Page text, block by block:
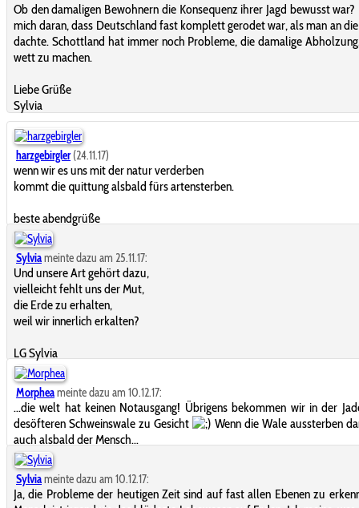
Ob den damaligen Bewohnern die Konsequenz ihrer Jagd bewusst war?
mich daran, dass Deutschland fast komplett gerodet war, als man an
dachte. Schottland hat immer noch Probleme, die damalige
wett zu machen.
Liebe Grüße
Sylvia
harzgebirgler(24.11.17)
wenn wir es uns mit der natur verderben
kommt die quittung alsbald fürs artensterben.
beste abendgrüße
Sylviameinte dazu am 25.11.17:
Und unsere Art gehört dazu,
vielleicht fehlt uns der Mut,
die Erde zu erhalten,
weil wir innerlich erkalten?
LG Sylvia
Morpheameinte dazu am 10.12.17:
...die welt hat keinen Notausgang! Übrigens bekommen wir in der
desöfteren Schweinswale zu Gesicht
Wenn die Wale aussterben
auch alsbald der Mensch...
Sylviameinte dazu am 10.12.17:
Ja, die Probleme der heutigen Zeit sind auf fast allen Ebenen zu